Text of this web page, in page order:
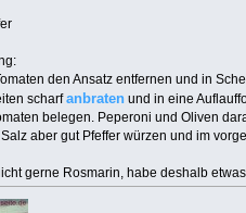
den Ansatz entfernen und in
scharfanbraten und in eine
belegen. Peperoni und Oliven
aber gut Pfeffer würzen und im
gerne Rosmarin, habe deshalb